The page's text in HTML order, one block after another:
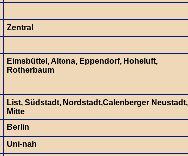
Zentral
Eimsbüttel, Altona, Eppendorf, Hoheluft,
Rotherbaum
List, Südstadt, Nordstadt,Calenberger Neustadt,
Mitte
Berlin
Uni-nah